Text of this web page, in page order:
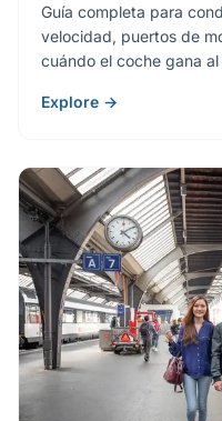
Guía completa para
velocidad, puertos de
cuándo el coche gana al
Explore →